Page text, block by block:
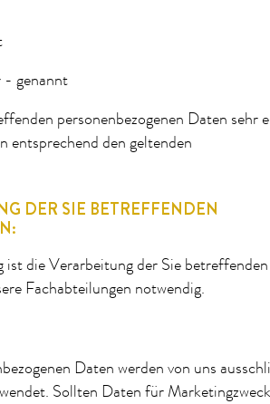
- genannt
personenbezogenen Daten sehr
entsprechend den geltenden
DER SIE BETREFFENDEN
die Verarbeitung der Sie betreffenden
Fachabteilungen notwendig.
Daten werden von uns
Sollten Daten für